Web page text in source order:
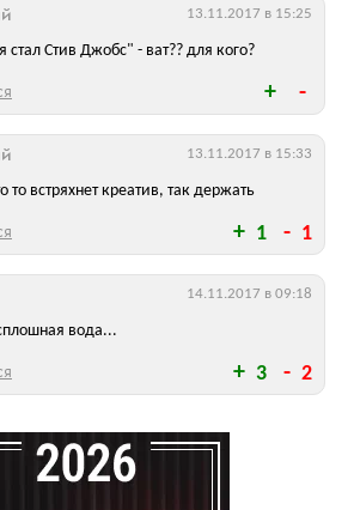
стал Стив Джобс" - ват?? для кого?
13.11.2017 в 15:25
1 1
то встряхнет креатив, так держать
13.11.2017 в 15:33
3 2
вода...
14.11.2017 в 09:18